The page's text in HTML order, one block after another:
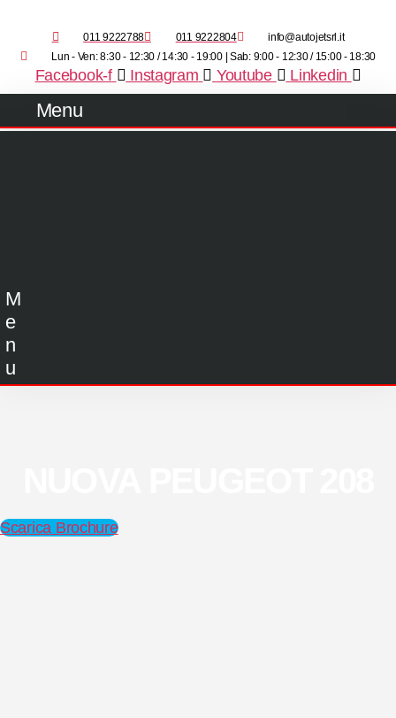
011 9222788 011 9222804
info@autojetsrl.it
Lun - Ven: 8:30 - 12:30 / 14:30 - 19:00 | Sab: 9:00 - 12:30 / 15:00 - 18:30
Facebook-f Instagram Youtube Linkedin
Menu
M
e
n
u
Scarica Brochure